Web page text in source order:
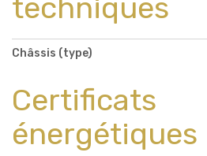
techniques
Châssis (type)
Certificats
énergétiques